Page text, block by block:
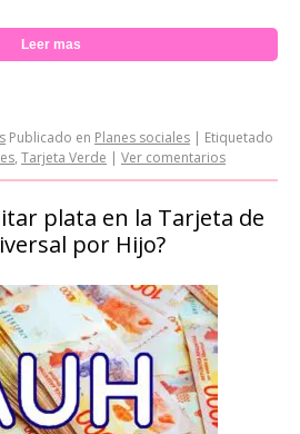
Leer mas
Publicado en Planes sociales | Etiquetado
, Tarjeta Verde | Ver comentarios
plata en la Tarjeta de
por Hijo?